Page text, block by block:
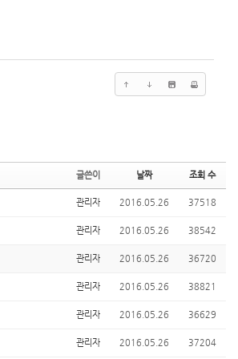
글쓴이 날짜 조회 수
관리자 2016.05.26 37518
관리자 2016.05.26 38542
관리자 2016.05.26 36720
관리자 2016.05.26 38821
관리자 2016.05.26 36629
관리자 2016.05.26 37204